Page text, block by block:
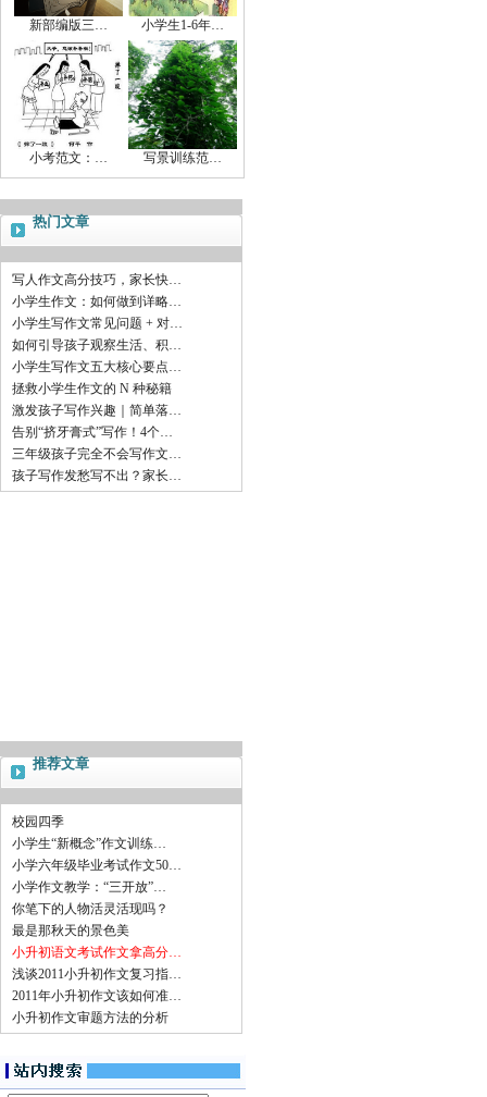
新部编版三… 小学生1-6年…
小考范文：… 写景训练范…
热门文章
写人作文高分技巧，家长快…
小学生作文：如何做到详略…
小学生写作文常见问题 + 对…
如何引导孩子观察生活、积…
小学生写作文五大核心要点…
拯救小学生作文的 N 种秘籍
激发孩子写作兴趣｜简单落…
告别“挤牙膏式”写作！4个…
三年级孩子完全不会写作文…
孩子写作发愁写不出？家长…
推荐文章
校园四季
小学生“新概念”作文训练…
小学六年级毕业考试作文50…
小学作文教学：“三开放”…
你笔下的人物活灵活现吗？
最是那秋天的景色美
小升初语文考试作文拿高分…
浅谈2011小升初作文复习指…
2011年小升初作文该如何准…
小升初作文审题方法的分析